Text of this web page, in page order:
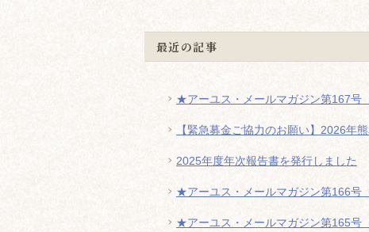
最近の記事
★アーユス・メールマガジン第167号
【緊急募金ご協力のお願い】2026年
2025年度年次報告書を発行しました
★アーユス・メールマガジン第166号
★アーユス・メールマガジン第165号